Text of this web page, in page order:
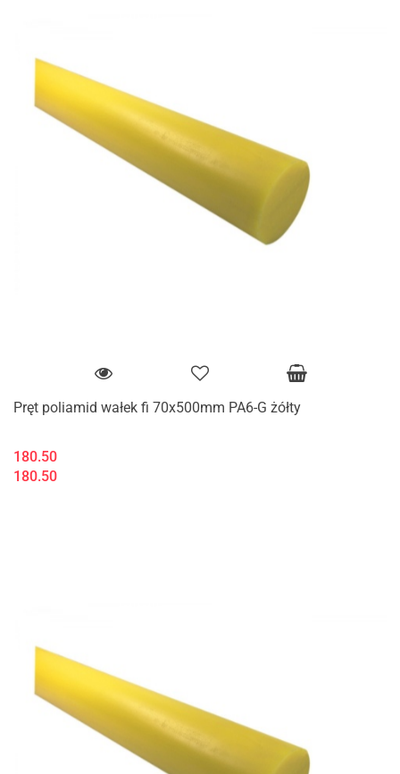
Pręt poliamid wałek fi 70x500mm PA6-G żółty
180.50
180.50